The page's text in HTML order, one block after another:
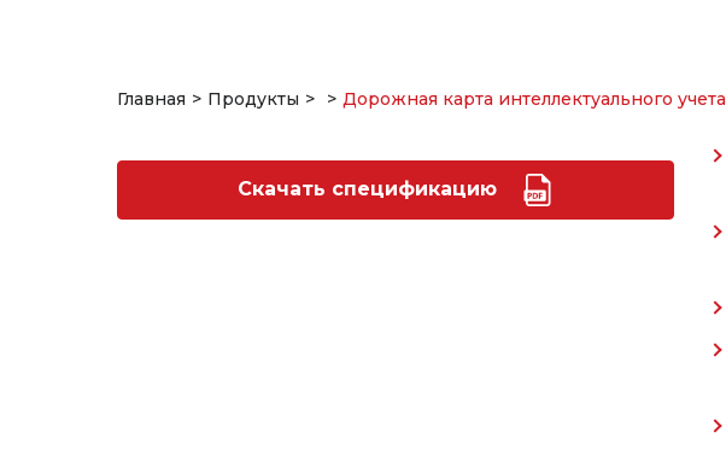
Главная Продукты Дорожная карта интеллектуального учета
Скачать спецификацию